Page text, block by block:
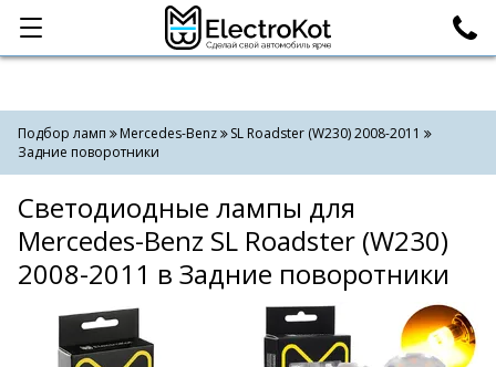
Категории Поиск
Подбор ламп Mercedes-Benz
SL Roadster (W230) 2008-2011
Задние поворотники
Светодиодные лампы для
Mercedes-Benz SL Roadster (W230)
2008-2011 в Задние поворотники